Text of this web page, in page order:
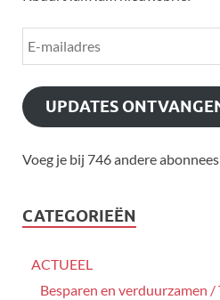
UPDATES
Voeg je bij 746 andere abonnees
CATEGORIEËN
ACTUEEL
Besparen en verduurzamen